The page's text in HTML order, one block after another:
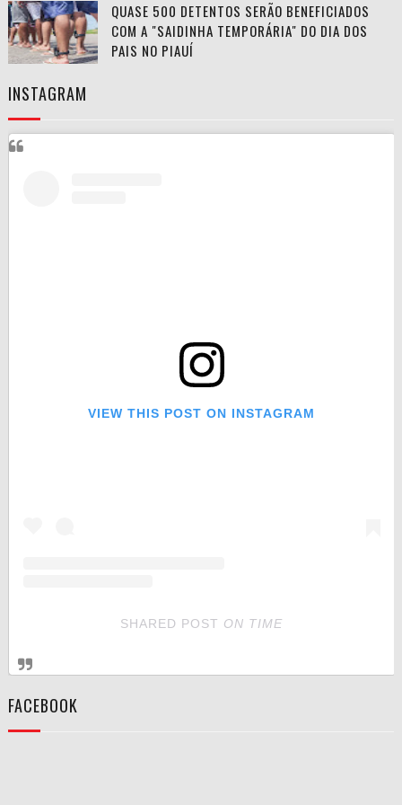
QUASE 500 DETENTOS SERÃO BENEFICIADOS
COM A "SAIDINHA TEMPORÁRIA" DO DIA DOS
PAIS NO PIAUÍ
INSTAGRAM
VIEW THIS POST ON INSTAGRAM
SHARED POST ON TIME
FACEBOOK